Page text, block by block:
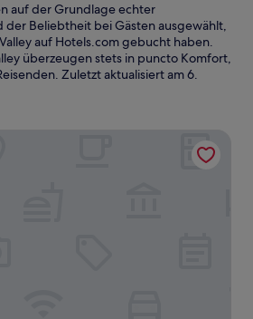
auf der Grundlage echter
der Beliebtheit bei Gästen ausgewählt,
auf Hotels.com gebucht haben.
überzeugen stets in puncto Komfort,
Zuletzt aktualisiert am6.